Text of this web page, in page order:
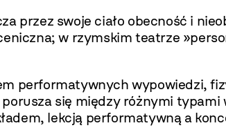
przez swoje ciało obecność i
w rzymskim teatrze
performatywnych wypowiedzi,
się między różnymi
lekcją performatywną a